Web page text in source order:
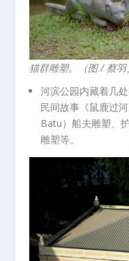
猫群雕塑。（图 / 蔡羽
河滨公园内藏着几
民间故事《鼠鹿过
Batu）船夫雕塑、
雕塑等。